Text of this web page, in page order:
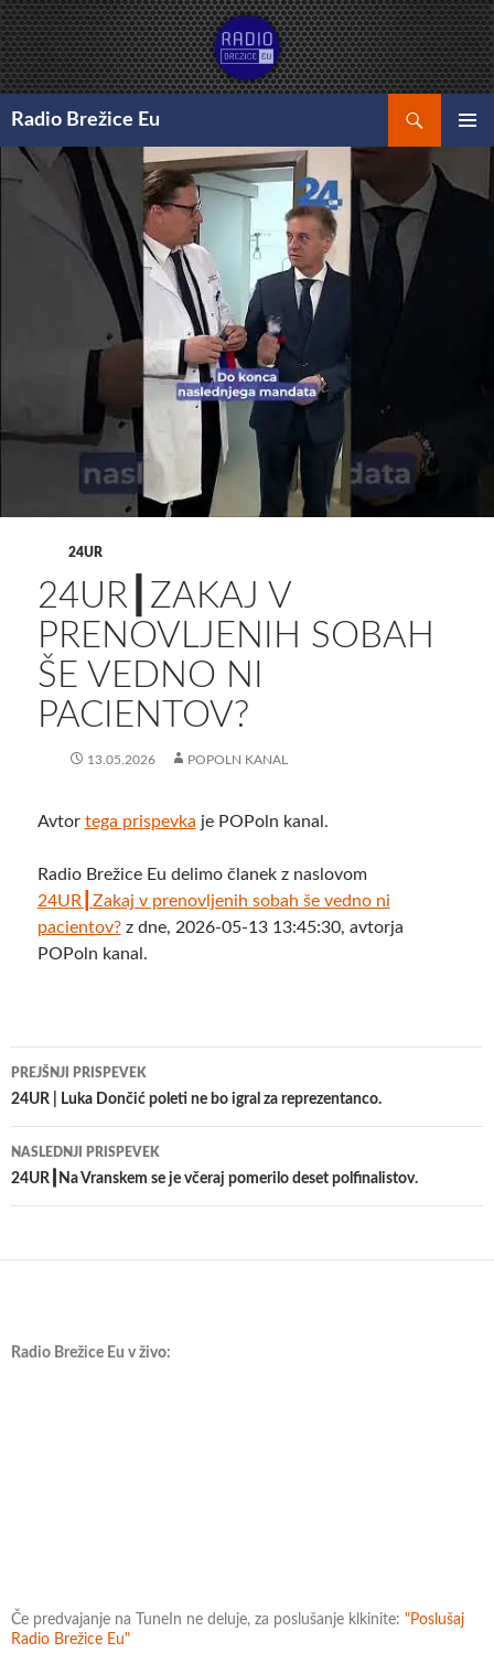
Preskoči
na
vsebino
Radio Brežice Eu
24UR
24UR┃ZAKAJ V
PRENOVLJENIH SOBAH
ŠE VEDNO NI
PACIENTOV?
13.05.2026 POPOLN KANAL
Avtor tega prispevka je POPoln kanal.
Radio Brežice Eu delimo članek z naslovom
24UR┃Zakaj v prenovljenih sobah še vedno ni
pacientov?z dne, 2026-05-13 13:45:30, avtorja
POPoln kanal.
Krmarjenje
po
prispevkih
PREJŠNJI PRISPEVEK
24UR | Luka Dončić poleti ne bo igral za reprezentanco.
NASLEDNJI PRISPEVEK
24UR┃Na Vranskem se je včeraj pomerilo deset polfinalistov.
Radio Brežice Eu v živo:
Če predvajanje na TuneIn ne deluje, za poslušanje klkinite: "Poslušaj
Radio Brežice Eu"